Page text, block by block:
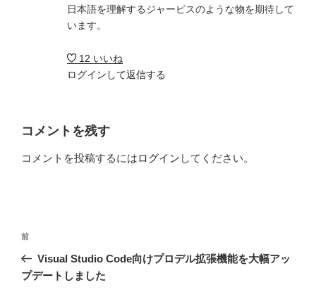
日本語を理解するジャービスのような物を期待して
います。
12 いいね
ログインして返信する
コメントを残す
コメントを投稿するにはログイン してください。
投
ナ
前
の
投
前
Visual Studio Code向けプロデル拡張機能を大幅アッ
プデートしました